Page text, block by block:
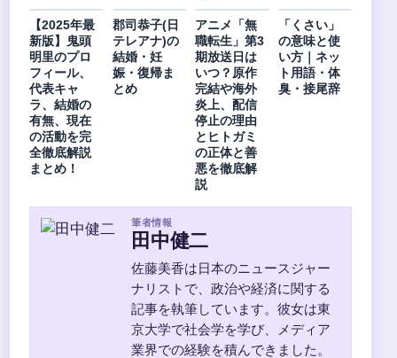
【2025年最
新版】鬼頭
明里のプロ
フィール、
代表キャ
ラ、結婚の
有無、現在
の活動を完
全徹底解説
まとめ！
郡司恭子(日
テレアナ)の
結婚・妊
娠・復帰ま
とめ
アニメ「無
職転生」第3
期放送日は
いつ？原作
完結や海外
炎上、配信
停止の理由
とヒトガミ
の正体と善
悪を徹底解
説
「くさい」
の意味と使
い方｜ネッ
ト用語・体
臭・接尾辞
筆者情報
田中健二
佐藤美香は日本のニュースジャー
ナリストで、政治や経済に関する
記事を執筆しています。彼女は東
京大学で社会学を学び、メディア
業界での経験を積んできました。